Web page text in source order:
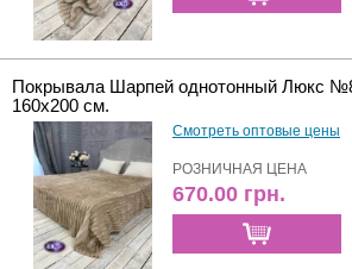
Покрывала Шарпей однотонный Люкс
160х200 см.
Смотреть оптовые цены
РОЗНИЧНАЯ ЦЕНА
670.00 грн.